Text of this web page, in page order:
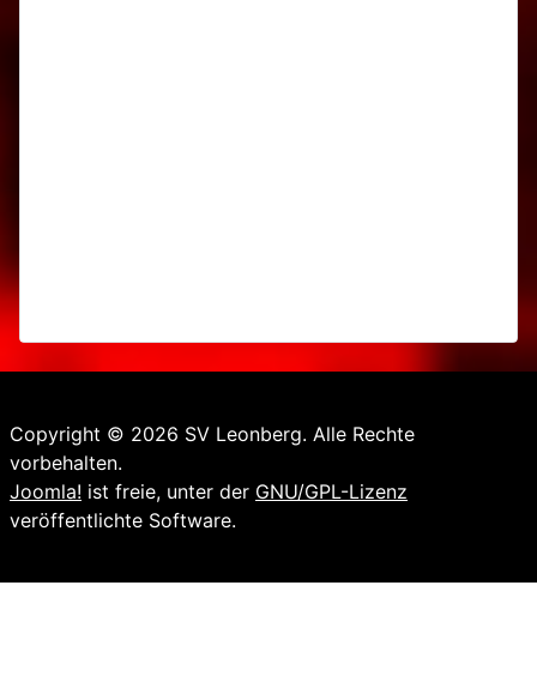
Copyright © 2026 SV Leonberg. Alle Rechte
vorbehalten.
Joomla! ist freie, unter der GNU/GPL-Lizenz
veröffentlichte Software.